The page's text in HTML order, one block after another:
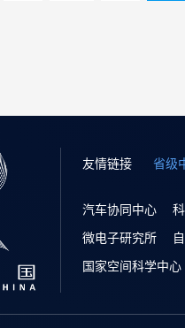
友情链接 省级
汽车协同中心
微电子研究所
国家空间科学中心